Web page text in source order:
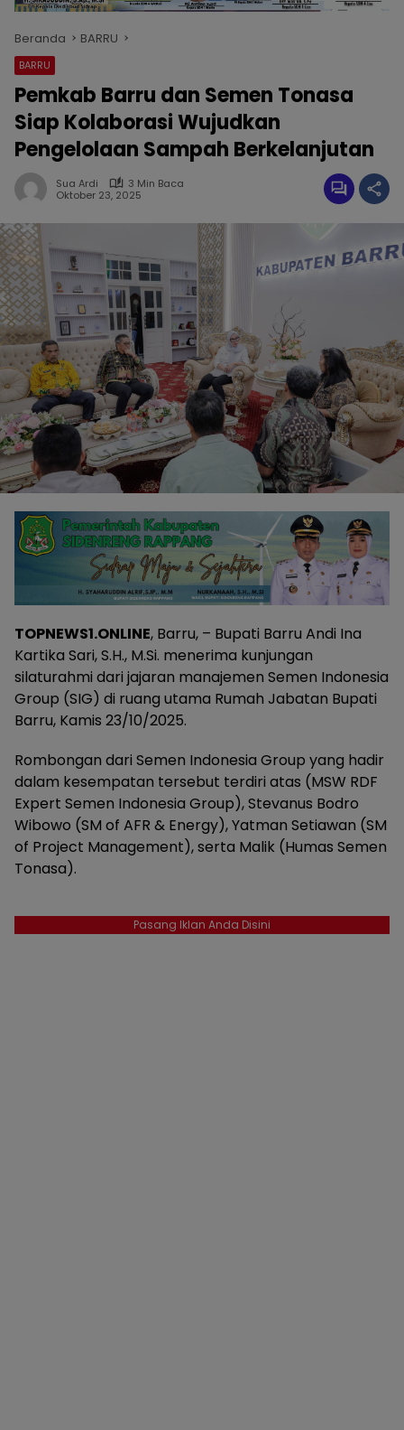
Beranda BARRU
BARRU
Pemkab Barru dan Semen Tonasa
Siap Kolaborasi Wujudkan
Pengelolaan Sampah Berkelanjutan
Sua Ardi
3 Min Baca
Oktober 23, 2025
TOPNEWS1.ONLINE, Barru, – Bupati Barru Andi Ina
Kartika Sari, S.H., M.Si. menerima kunjungan
silaturahmi dari jajaran manajemen Semen Indonesia
Group (SIG) di ruang utama Rumah Jabatan Bupati
Barru, Kamis 23/10/2025.
Rombongan dari Semen Indonesia Group yang hadir
dalam kesempatan tersebut terdiri atas (MSW RDF
Expert Semen Indonesia Group), Stevanus Bodro
Wibowo (SM of AFR & Energy), Yatman Setiawan (SM
of Project Management), serta Malik (Humas Semen
Tonasa).
Pasang Iklan Anda Disini